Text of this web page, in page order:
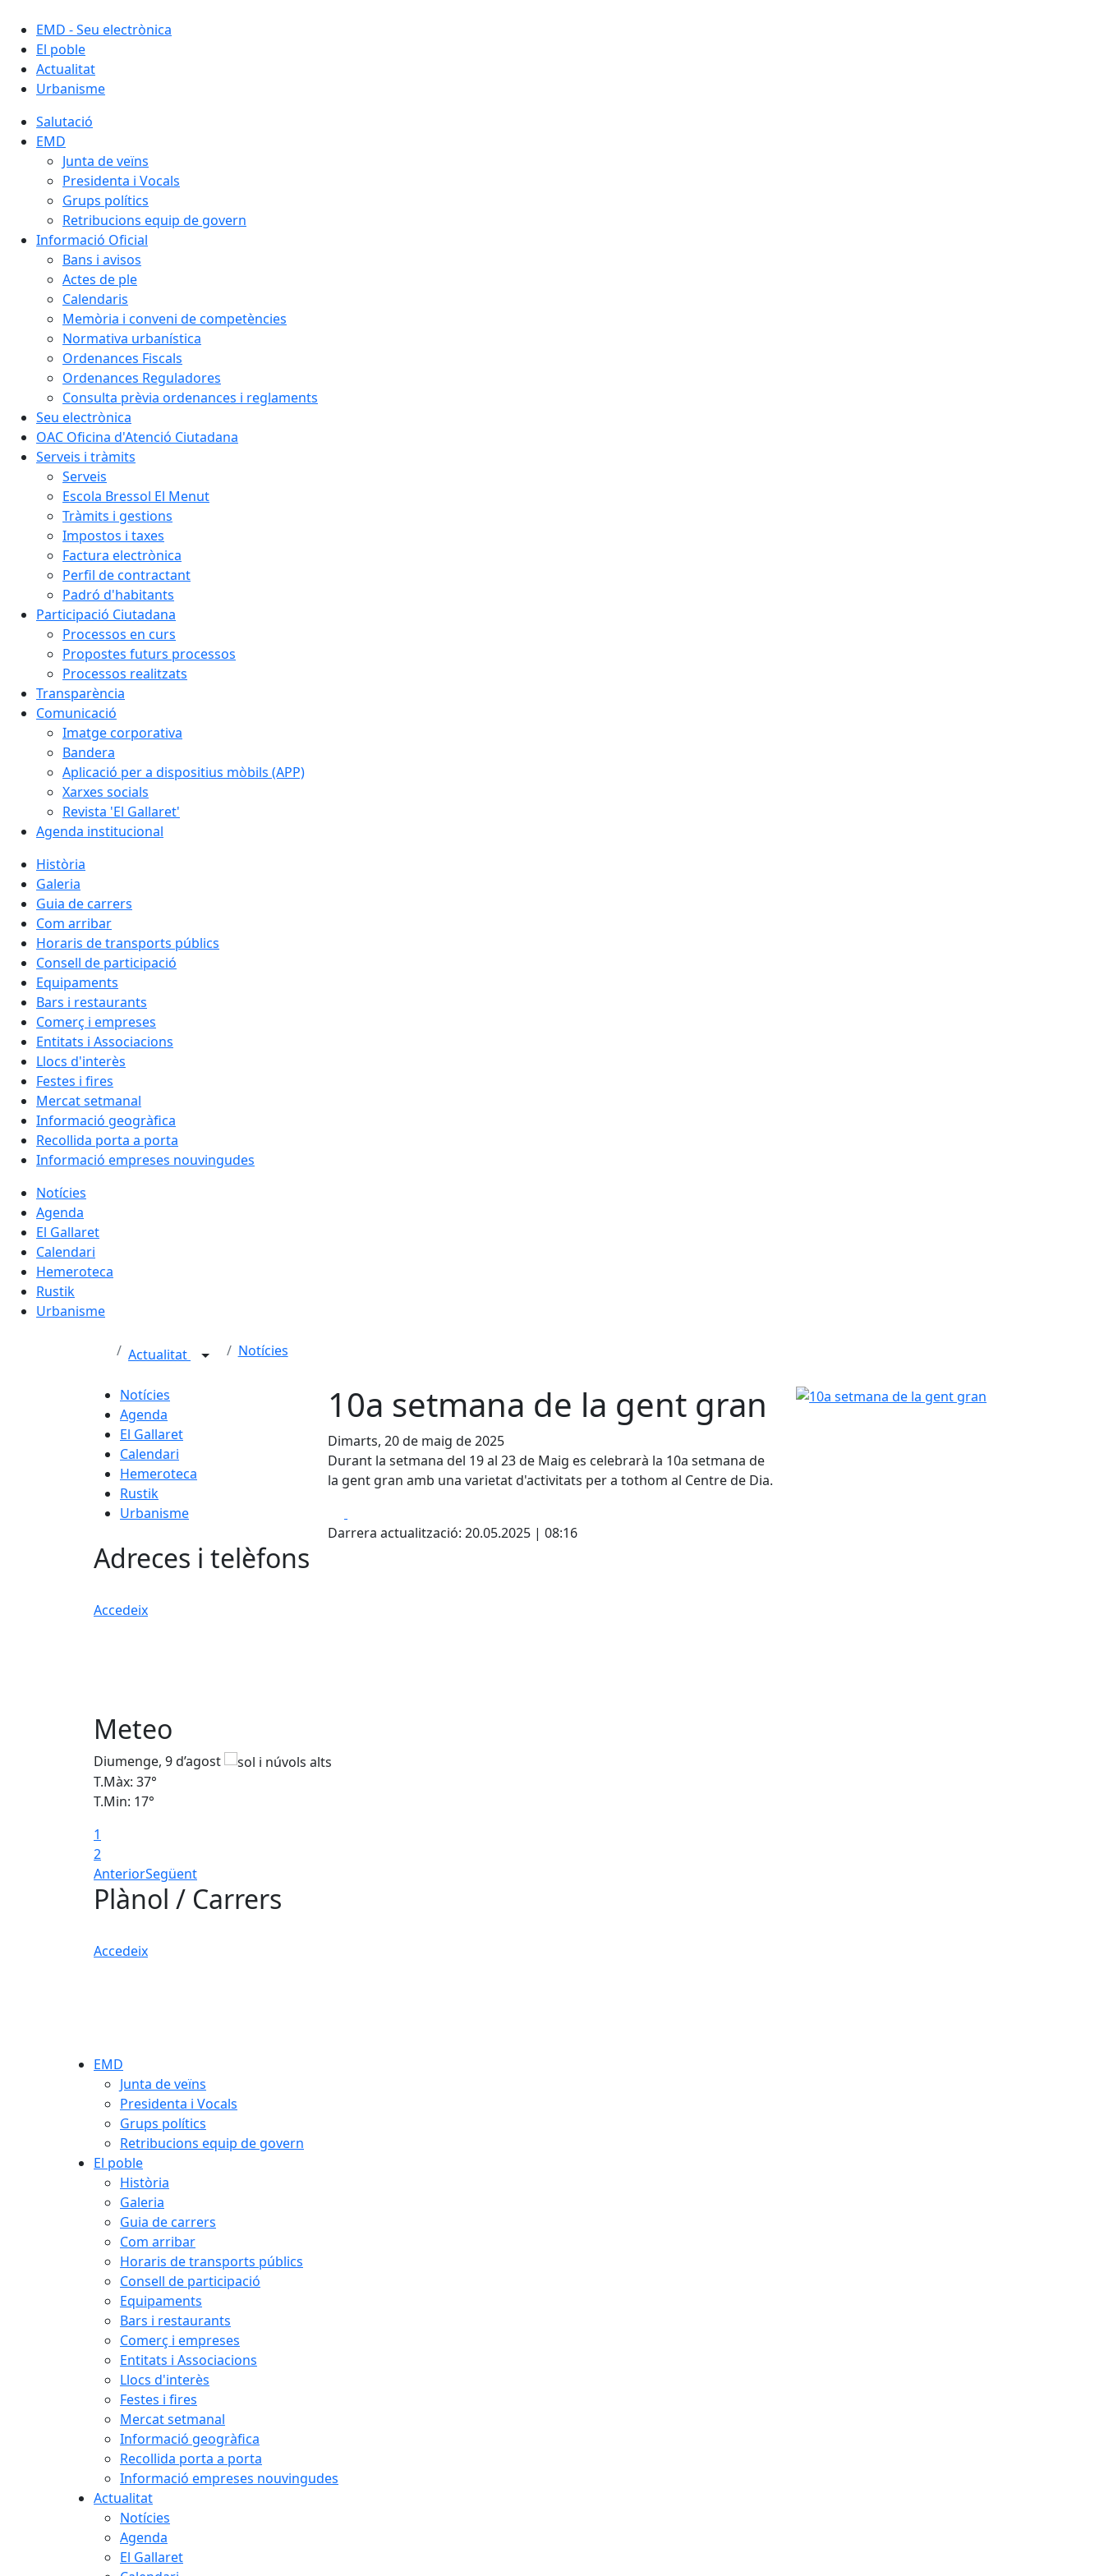
EMD - Seu electrònica
El poble
Actualitat
Urbanisme
Salutació
EMD
Junta de veïns
Presidenta i Vocals
Grups polítics
Retribucions equip de govern
Informació Oficial
Bans i avisos
Actes de ple
Calendaris
Memòria i conveni de competències
Normativa urbanística
Ordenances Fiscals
Ordenances Reguladores
Consulta prèvia ordenances i reglaments
Seu electrònica
OAC Oficina d'Atenció Ciutadana
Serveis i tràmits
Serveis
Escola Bressol El Menut
Tràmits i gestions
Impostos i taxes
Factura electrònica
Perfil de contractant
Padró d'habitants
Participació Ciutadana
Processos en curs
Propostes futurs processos
Processos realitzats
Transparència
Comunicació
Imatge corporativa
Bandera
Aplicació per a dispositius mòbils (APP)
Xarxes socials
Revista 'El Gallaret'
Agenda institucional
Història
Galeria
Guia de carrers
Com arribar
Horaris de transports públics
Consell de participació
Equipaments
Bars i restaurants
Comerç i empreses
Entitats i Associacions
Llocs d'interès
Festes i fires
Mercat setmanal
Informació geogràfica
Recollida porta a porta
Informació empreses nouvingudes
Notícies
Agenda
El Gallaret
Calendari
Hemeroteca
Rustik
Urbanisme
Actualitat Notícies
Notícies
Agenda
El Gallaret
Calendari
Hemeroteca
Rustik
Urbanisme
10a setmana de la gent gran
Dimarts, 20 de maig de 2025
Durant la setmana del 19 al 23 de Maig es celebrarà la 10a setmana de
la gent gran amb una varietat d'activitats per a tothom al Centre de Dia.
Darrera actualització: 20.05.2025 | 08:16
10a setmana de la gent gran
Adreces i telèfons
Accedeix
Meteo
Diumenge, 9 d’agost
T.Màx: 37°
T.Min: 17°
1
2
AnteriorSegüent
Plànol / Carrers
Accedeix
EMD
Junta de veïns
Presidenta i Vocals
Grups polítics
Retribucions equip de govern
El poble
Història
Galeria
Guia de carrers
Com arribar
Horaris de transports públics
Consell de participació
Equipaments
Bars i restaurants
Comerç i empreses
Entitats i Associacions
Llocs d'interès
Festes i fires
Mercat setmanal
Informació geogràfica
Recollida porta a porta
Informació empreses nouvingudes
Actualitat
Notícies
Agenda
El Gallaret